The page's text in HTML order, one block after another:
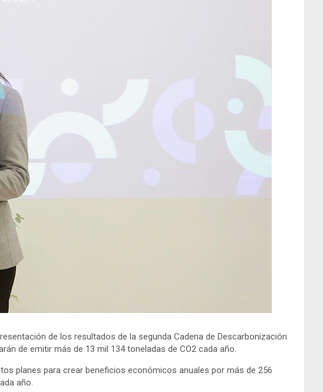
de los resultados de la segunda Cadena de Descarbonización
de emitir más de 13 mil 134 toneladas de CO2 cada año.
planes para crear beneficios económicos anuales por más de 256
año.